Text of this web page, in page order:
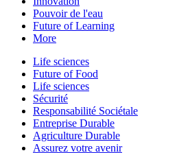
Pouvoir de l'eau
Future of Learning
More
Life sciences
Future of Food
Life sciences
Sécurité
Responsabilité Sociétale
Entreprise Durable
Agriculture Durable
Assurez votre avenir